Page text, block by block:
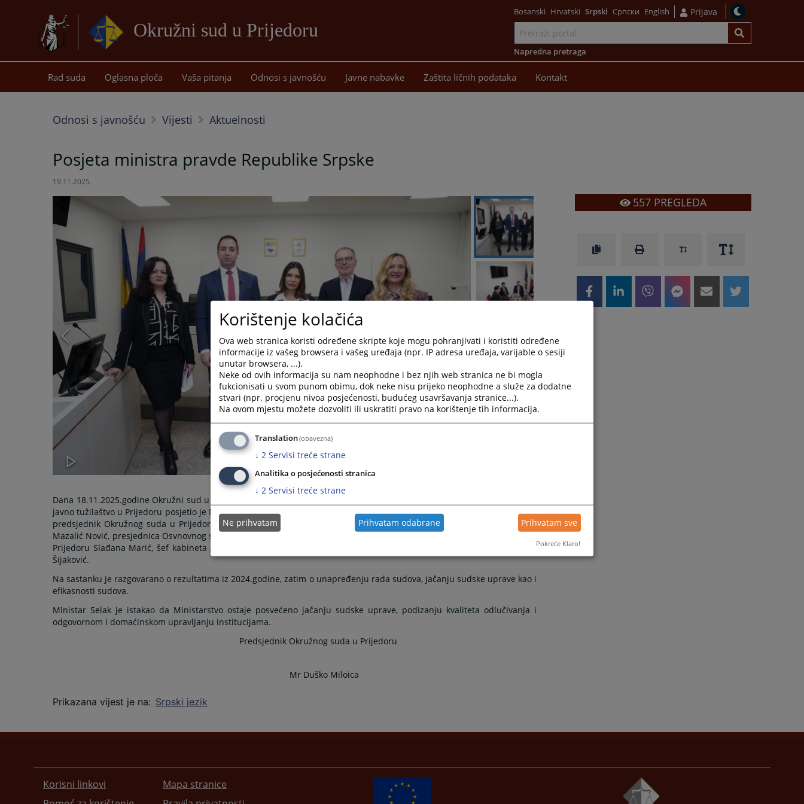
Okružni sud u Prijedoru
sadržaj
Bosanski Hrvatski Srpski Српски English Prijava
Napredna pretraga
Rad suda Oglasna ploča Vaša pitanja Odnosi s javnošću Javne nabavke Zaštita ličnih podataka Kontakt
Odnosi s javnošću Vijesti Aktuelnosti
Posjeta ministra pravde Republike Srpske
19.11.2025.
Dana 18.11.2025.godine Okružni sud u Prijedoru, Okružni privredni sud u Prijedoru, Osnovni sud u Prijedoru i Okružno
javno tužilaštvo u Prijedoru posjetio je Ministar pravde Republike Srpske gospodin Goran Selak. Sastanku su prisustvovli
predsjednik Okružnog suda u Prijedoru Mr Duško Miloica, predsjednica Okružnog privrednog suda u Prijedru Dijana
Mazalić Nović, presjednica Osvnovnog suda u Prijedoru Danijela Elenkov, glavna tužiteljica Okružnog javnog tužilaštva u
Prijedoru Slađana Marić, šef kabineta Aleksandar Milošević, v.d. pomoćnika ministra pravde u Resoru pravosuđa Ivan
Šijaković.
Na sastanku je razgovarano o rezultatima iz 2024.godine, zatim o unapređenju rada sudova, jačanju sudske uprave kao i
efikasnosti sudova.
Ministar Selak je istakao da Ministarstvo ostaje posvećeno jačanju sudske uprave, podizanju kvaliteta odlučivanja i
odgovornom i domaćinskom upravljanju institucijama.
Predsjednik Okružnog suda u Prijedoru
Mr Duško Miloica
Prikazana vijest je na: Srpski jezik
557PREGLEDA
Korisni linkovi
Mapa stranice
Korištenje kolačića
Ova web stranica koristi određene skripte koje mogu pohranjivati i koristiti određene
informacije iz vašeg browsera i vašeg uređaja (npr. IP adresa uređaja, varijable o sesiji
unutar browsera, ...).
Neke od ovih informacija su nam neophodne i bez njih web stranica ne bi mogla
fukcionisati u svom punom obimu, dok neke nisu prijeko neophodne a služe za dodatne
stvari (npr. procjenu nivoa posjećenosti, budućeg usavršavanja stranice...).
Na ovom mjestu možete dozvoliti ili uskratiti pravo na korištenje tih informacija.
Translation(obavezna)
↓ 2 Servisi treće strane
Analitika o posjećenosti stranica
↓ 2 Servisi treće strane
Ne prihvatam Prihvatam odabrane Prihvatam sve
Pokreće Klaro!